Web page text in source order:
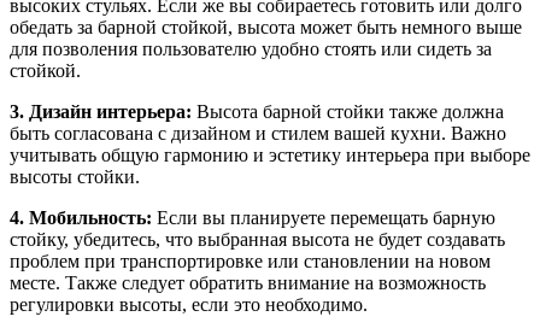
высоких стульях. Если же вы собираетесь готовить или долго
обедать за барной стойкой, высота может быть немного выше
для позволения пользователю удобно стоять или сидеть за
стойкой.
3. Дизайн интерьера: Высота барной стойки также должна
быть согласована с дизайном и стилем вашей кухни. Важно
учитывать общую гармонию и эстетику интерьера при выборе
высоты стойки.
4. Мобильность: Если вы планируете перемещать барную
стойку, убедитесь, что выбранная высота не будет создавать
проблем при транспортировке или становлении на новом
месте. Также следует обратить внимание на возможность
регулировки высоты, если это необходимо.